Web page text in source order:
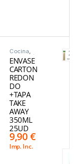
Cocina
Hostelería
Menaje,
Para llevar
ENVASE
CARTON
REDON
DO
+TAPA
TAKE
AWAY
350ML
25UD
9,90€
Imp. Inc.